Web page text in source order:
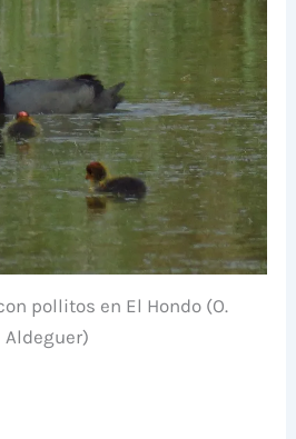
pollitos en El Hondo (O.
Aldeguer)